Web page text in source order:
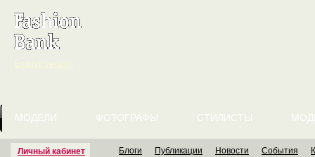
Личный кабинет
МОДЕЛИ ФОТОГРАФЫ СТИЛИСТЫ
Блоги Публикации Новости События